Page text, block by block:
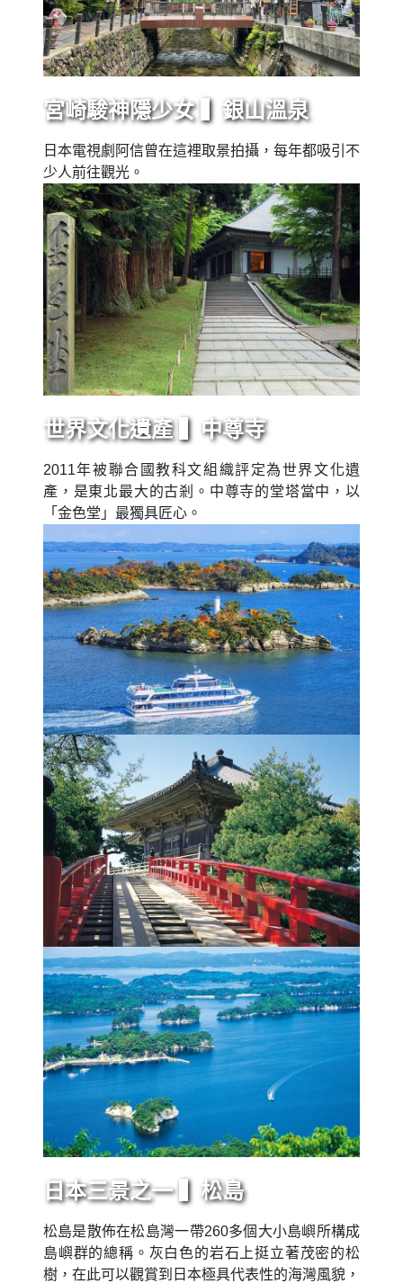
宮崎駿神隱少女 ▍銀山溫泉
日本電視劇阿信曾在這裡取景拍攝，每年都吸引不
少人前往觀光。
世界文化遺產 ▍中尊寺
2011年被聯合國教科文組織評定為世界文化遺
產，是東北最大的古剎。中尊寺的堂塔當中，以
「金色堂」最獨具匠心。
日本三景之一 ▍松島
松島是散佈在松島灣一帶260多個大小島嶼所構成
島嶼群的總稱。灰白色的岩石上挺立著茂密的松
樹，在此可以觀賞到日本極具代表性的海灣風貌，